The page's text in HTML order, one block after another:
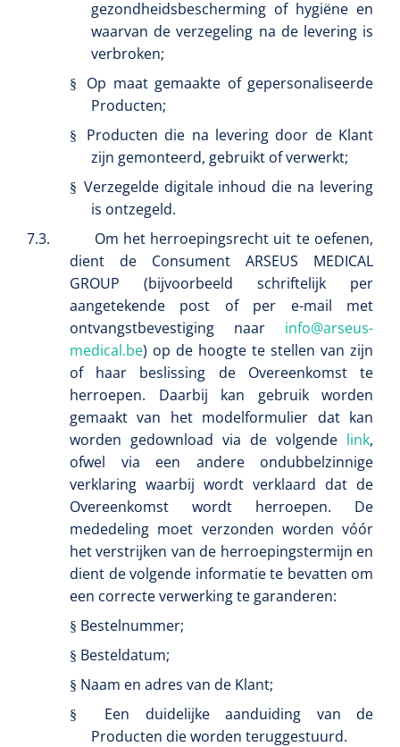
Bastos Viegas
Absorberende kompressen - steriel - 20 x 20 cm - 1 x
‹ 1 2 3 4 5 6 7 ›
gezondheidsbescherming of hygiëne en
waarvan de verzegeling na de levering is
verbroken;
§
Op maat gemaakte of gepersonaliseerde
Producten;
§
Producten die na levering door de Klant
zijn gemonteerd, gebruikt of verwerkt;
§ Verzegelde digitale inhoud die na levering
is ontzegeld.
7.3.
Om het herroepingsrecht uit te oefenen,
dient de Consument ARSEUS MEDICAL
GROUP (bijvoorbeeld schriftelijk per
aangetekende post of per e-mail met
ontvangstbevestiging naar info@arseus-
medical.be) op de hoogte te stellen van zijn
of haar beslissing de Overeenkomst te
herroepen. Daarbij kan gebruik worden
gemaakt van het modelformulier dat kan
worden gedownload via de volgende link,
ofwel via een andere ondubbelzinnige
verklaring waarbij wordt verklaard dat de
Overeenkomst wordt herroepen. De
mededeling moet verzonden worden vóór
het verstrijken van de herroepingstermijn en
dient de volgende informatie te bevatten om
een correcte verwerking te garanderen:
§ Bestelnummer;
§ Besteldatum;
§ Naam en adres van de Klant;
§
Een duidelijke aanduiding van de
Producten die worden teruggestuurd.